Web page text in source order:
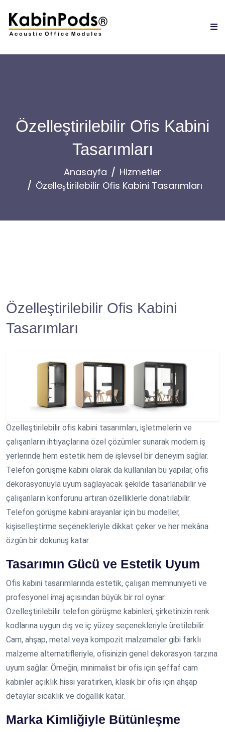
Özelleştirilebilir Ofis Kabini
Tasarımları
Anasayfa
Hizmetler
Özelleştirilebilir Ofis Kabini Tasarımları
Özelleştirilebilir Ofis Kabini
Tasarımları
Özelleştirilebilir ofis kabini tasarımları, işletmelerin ve
çalışanların ihtiyaçlarına özel çözümler sunarak modern iş
yerlerinde hem estetik hem de işlevsel bir deneyim sağlar.
Telefon görüşme kabini olarak da kullanılan bu yapılar, ofis
dekorasyonuyla uyum sağlayacak şekilde tasarlanabilir ve
çalışanların konforunu artıran özelliklerle donatılabilir.
Telefon görüşme kabini arayanlar için bu modeller,
kişiselleştirme seçenekleriyle dikkat çeker ve her mekâna
özgün bir dokunuş katar.
Tasarımın Gücü ve Estetik Uyum
Ofis kabini tasarımlarında estetik, çalışan memnuniyeti ve
profesyonel imaj açısından büyük bir rol oynar.
Özelleştirilebilir telefon görüşme kabinleri, şirketinizin renk
kodlarına uygun dış ve iç yüzey seçenekleriyle üretilebilir.
Cam, ahşap, metal veya kompozit malzemeler gibi farklı
malzeme alternatifleriyle, ofisinizin genel dekorasyon tarzına
uyum sağlar. Örneğin, minimalist bir ofis için şeffaf cam
kabinler açıklık hissi yaratırken, klasik bir ofis için ahşap
detaylar sıcaklık ve doğallık katar.
Marka Kimliğiyle Bütünleşme